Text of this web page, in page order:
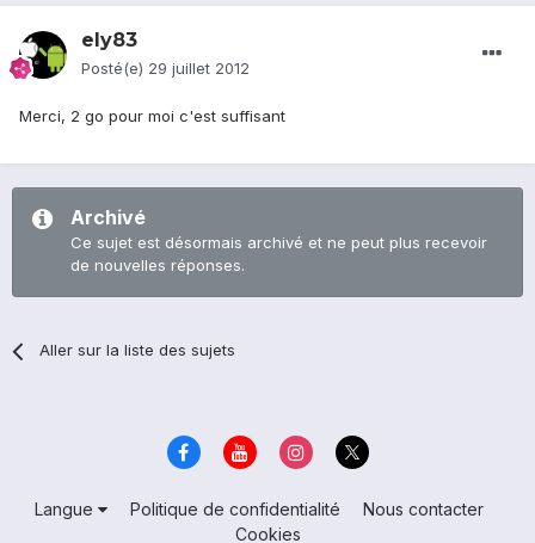
ely83
Posté(e) 29 juillet 2012
Merci, 2 go pour moi c'est suffisant
Archivé
Ce sujet est désormais archivé et ne peut plus recevoir
de nouvelles réponses.
Aller sur la liste des sujets
Langue Politique de confidentialité
Nous contacter
Cookies